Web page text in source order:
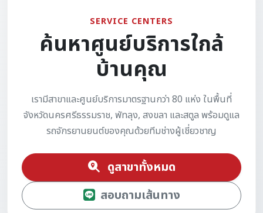
SERVICE CENTERS
ค้นหาศูนย์บริการใกล้
บ้านคุณ
เรามีสาขาและศูนย์บริการมาตรฐานกว่า 80 แห่ง ในพื้นที่
จังหวัดนครศรีธรรมราช, พัทลุง, สงขลา และสตูล พร้อมดูแล
รถจักรยานยนต์ของคุณด้วยทีมช่างผู้เชี่ยวชาญ
ดูสาขาทั้งหมด
สอบถามเส้นทาง